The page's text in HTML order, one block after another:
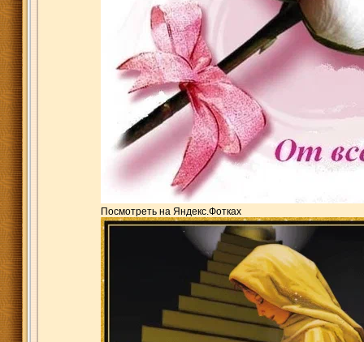
Посмотреть на Яндекс.Фотках